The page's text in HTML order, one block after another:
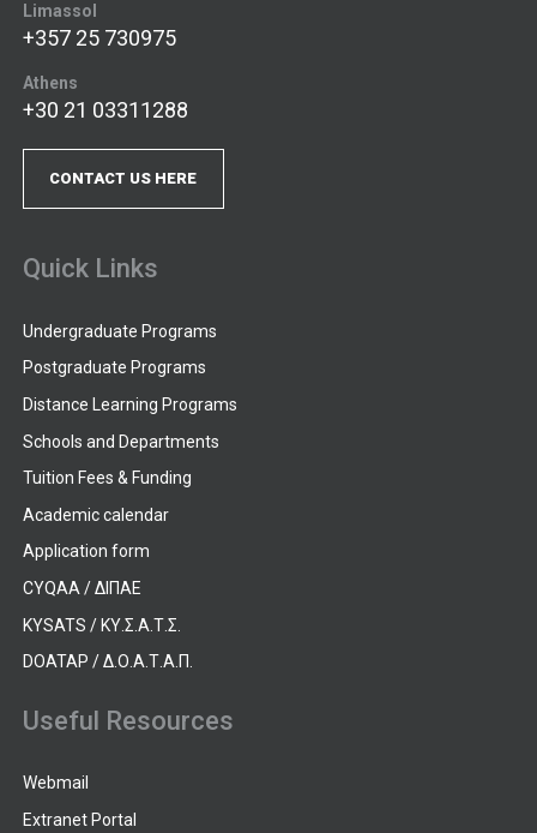
Limassol
+357 25 730975
Athens
+30 21 03311288
CONTACT US HERE
Quick Links
Undergraduate Programs
Postgraduate Programs
Distance Learning Programs
Schools and Departments
Tuition Fees & Funding
Academic calendar
Application form
CYQAA / ΔΙΠΑΕ
KYSATS / ΚΥ.Σ.Α.Τ.Σ.
DOATAP / Δ.Ο.Α.Τ.Α.Π.
Useful Resources
Webmail
Extranet Portal